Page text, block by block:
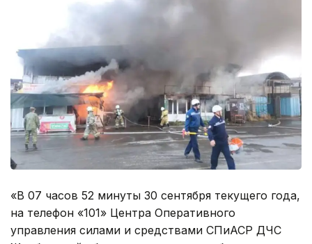
«В 07 часов 52 минуты 30 сентября текущего года,
на телефон «101» Центра Оперативного
управления силами и средствами СПиАСР ДЧС